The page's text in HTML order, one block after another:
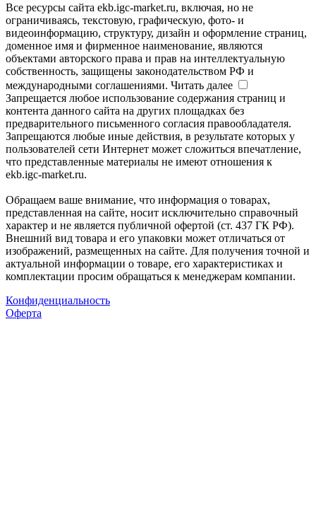
Все ресурсы сайта ekb.igc-market.ru, включая, но не
ограничиваясь, текстовую, графическую, фото- и
видеоинформацию, структуру, дизайн и оформление страниц,
доменное имя и фирменное наименование, являются
объектами авторского права и прав на интеллектуальную
собственность, защищены законодательством РФ и
международными соглашениями. Читать далее
Запрещается любое использование содержания страниц и
контента данного сайта на других площадках без
предварительного письменного согласия правообладателя.
Запрещаются любые иные действия, в результате которых у
пользователей сети Интернет может сложиться впечатление,
что представленные материалы не имеют отношения к
ekb.igc-market.ru.
Обращаем ваше внимание, что информация о товарах,
представленная на сайте, носит исключительно справочный
характер и не является публичной офертой (ст. 437 ГК РФ).
Внешний вид товара и его упаковки может отличаться от
изображений, размещенных на сайте. Для получения точной и
актуальной информации о товаре, его характеристиках и
комплектации просим обращаться к менеджерам компании.
Конфиденциальность
Оферта